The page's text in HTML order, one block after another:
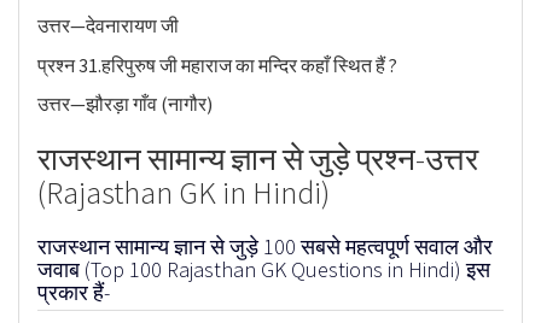
उत्तर—देवनारायण जी
प्रश्न 31.हरिपुरुष जी महाराज का मन्दिर कहाँ स्थित हैं ?
उत्तर—झौरड़ा गाँव (नागौर)
राजस्थान सामान्य ज्ञान से जुड़े प्रश्न-उत्तर
(Rajasthan GK in Hindi)
राजस्थान सामान्य ज्ञान से जुड़े 100 सबसे महत्वपूर्ण सवाल और
जवाब (Top 100 Rajasthan GK Questions in Hindi) इस
प्रकार हैं-